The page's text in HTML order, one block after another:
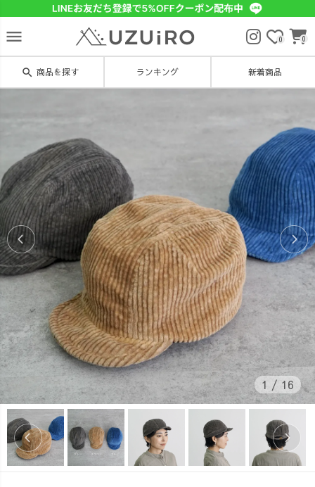
menu 0 0
search 商品を探す ランキング 新着商品
1 / 16